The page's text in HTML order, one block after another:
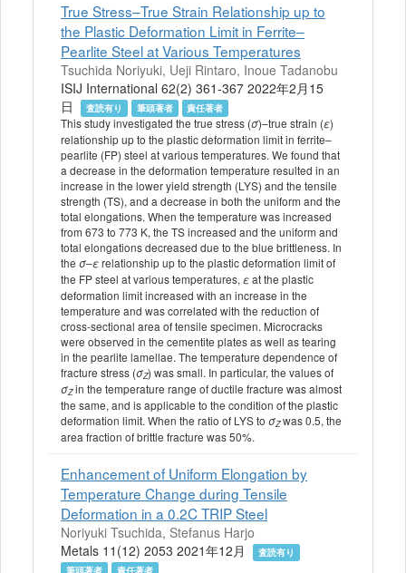
True Stress–True Strain Relationship up to
the Plastic Deformation Limit in Ferrite–
Pearlite Steel at Various Temperatures
Tsuchida Noriyuki, Ueji Rintaro, Inoue Tadanobu
ISIJ International 62(2) 361-367 2022年2月15
日
査読有り 筆頭著者 責任著者
This study investigated the true stress (σ)–true strain (ε)
relationship up to the plastic deformation limit in ferrite–
pearlite (FP) steel at various temperatures. We found that
a decrease in the deformation temperature resulted in an
increase in the lower yield strength (LYS) and the tensile
strength (TS), and a decrease in both the uniform and the
total elongations. When the temperature was increased
from 673 to 773 K, the TS increased and the uniform and
total elongations decreased due to the blue brittleness. In
the σ–εrelationship up to the plastic deformation limit of
the FP steel at various temperatures, εat the plastic
deformation limit increased with an increase in the
temperature and was correlated with the reduction of
cross-sectional area of tensile specimen. Microcracks
were observed in the cementite plates as well as tearing
in the pearlite lamellae. The temperature dependence of
fracture stress (σZ) was small. In particular, the values of
σZin the temperature range of ductile fracture was almost
the same, and is applicable to the condition of the plastic
deformation limit. When the ratio of LYS to σZwas 0.5, the
area fraction of brittle fracture was 50%.
Enhancement of Uniform Elongation by
Temperature Change during Tensile
Deformation in a 0.2C TRIP Steel
Noriyuki Tsuchida, Stefanus Harjo
Metals 11(12) 2053 2021年12月
査読有り
筆頭著者
責任著者